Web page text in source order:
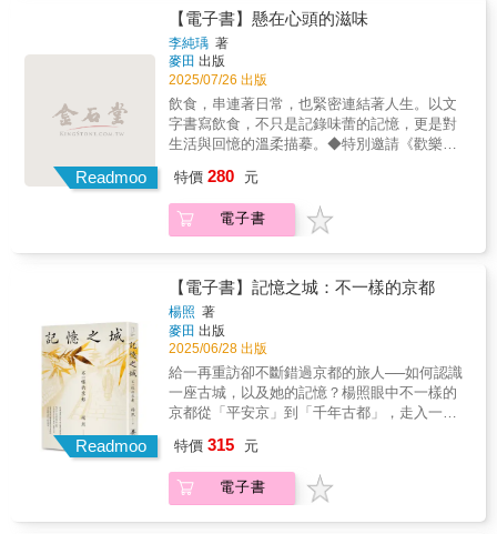
何靠近你的心？＃大地之母：冰雪大地萬物包
容，沒有聲音，靜看世間變化，就像母親一
樣，無邊、無際、無聲卻存在著。在南極這無
邊之境，我彷彿聽到了母親的聲音。＃南極
點：南極點冒險，是世界最艱困的一哩路。人
是否也要到了最極致的險境，才能更徹底認識
自己？＃有色眼鏡：永晝令人雪盲，必須戴上
角，嘗試看見世間更多不同光譜、還原各種真
相。＃冒險DNA：為什麼人類要冒險？是什麼
基因讓他們勇往直前？科學研究顯示，冒險者
歷史上最著名的南極冒險家致敬 以紀錄片手
法挖掘阿蒙森的策略何以成功，失敗的史考特
當年探險文件、日記與遺書手稿，探索「極
限」「成敗」「信念」的人性與價值。＃向死
而生：死亡真的只是生命的終結嗎，還是有另
一種哲學上所謂「死亡的高貴」，可以讓精神
穿越死亡而得以重生 既然人終將一死，為什
麼不向死而生（Born to Die）？＃「全景效
應」：我想起當初冒險的初衷，為弄懂宇宙大
角看全景南極。當痛苦焦慮看似無限延伸，一
旦放在宇宙中，是多麼微不足道的一粒塵埃人
類的精神世界的浩瀚，是自癒困境的一條路，
中，用身體感受、探索臺灣這片壯美、神祕、
多變而溫柔的土地。她爬上能高越嶺古道、
「黑色奇萊」、水社大山，走進阿里山中的堰
塞湖「水漾森林」，記錄下豐富的植物觀察，
也前往臺南曾文溪口的臺江國家公園追尋黑面
琵鷺的蹤跡；她也爬梳各種史料與作品，從郁
永河的《裨海紀遊》、前來臺灣研究植物的日
旅》的主角蘇格蘭植物學家羅伯．福鈞
（Robert Fortune），到經典環保文學《我們只
有一個地球》，再到劉克襄、吳明益等當代自
然文學名家，將豐富的知識與歷史編織進這部
錄，娓娓道來埋藏在一個典型移民家庭背後的
故事，既是小人物的生命故事，亦是動盪大時
代的縮影。書中交織著外公與外婆的人生故
事，以及李潔珂對家族故事、自然環境及自我
認同的追索與反思。她從這些人與自然的過去
與現在，爬梳這個家庭、這座島嶼如何走到今
日。敘事精煉而情感細膩豐沛的本書，既是關
於一個家族的回憶錄，也是一部近代臺灣小
傳，更是一場以自己的全身感官去踏查、感受
們，能再次以嶄新眼光認識這座島嶼的美麗與
不凡。【各界讚譽】「作者以一雙有距離感的
眼望向臺灣，因為身世和語言的距離，讓筆下
貼身見證印度人在面對生與死的矛盾，以及了
解他們不得不自然以待的順應之道。印度，是
個可以目睹生命現場的地方，大自然的各種生
命，獨自帶著強烈的個性，以自己想要的面貌
活著。 印度，是個可以目睹生命現場的地方，
藤原新也以初生之犢的勇氣直視死亡的臉譜，
從觀望、迷惑、沉重到融合，他找到了重新觀
照印度的方式，「與其用人原本有限的力氣大
搖大擺前進，這片土地卻要求你我以堪憐的肉
身來順應一切的矛盾……」
後被送回故鄉臺灣高雄的安養院，不久後與世
長辭；隨著衰老變得更加暴躁易怒的外婆，也
在數年後離世。母親家族過往的故事，眼看就
要從此消逝──但就在外婆留下的滿屋遺物中，
李潔珂的母親意外發現了一件重要的東西：一
封外公的信。這封信中共有二十多張信紙，內
容是他一生的自傳，可回溯到他在中國的童
長，在抗日戰爭期間成為中華民國空軍飛虎隊
（美籍志願大隊）一員，以及1949年隨國民黨
來到臺灣擔任空軍教練的日子。寫到末尾，這
封信開始變得重複、混亂，最後戛然而止──這
所做的最後努力。從這封信件中，李潔珂發現
了她從未認識過的外公「曹崇勤」，而那些她
感到陌生、對家族歷史來說卻無比重要的片
段，就遺落在她血脈的源頭之一──臺灣。因
此，她決定在三十一歲這年回到臺灣，試圖找
出外公信中所寫的蛛絲馬跡，以及外婆生前的
話語，追尋外公與外婆年輕時的過往，以及家
族的故事，並從文化與歷史中，深入認識臺灣
這個既遙遠又親近的「家鄉」。▌從城市到田
生又無比熟悉的島嶼──臺灣在這趟旅程中，她
不只造訪家人曾居住的城市，探訪仍在臺灣的
家族親友，曾受過專業的植物學訓練的她，也
文學中，體會每位作家與不同料理間的記憶與
情感。◆給予中學至大學的學子，從品味文字
中細細嚐出人生之味，不僅強化語文理解力與
感受力，更在每則選文後，收錄精采賞析，引
領讀者進一步感受飲食中的故事與體悟。◆王
偉忠、謝哲青、徐國能、朱嘉雯、厭世國文老
師情義相挺推薦。 精選21位名家的飲食作品，
海納多元詮釋角度，從飲食中看人生百態，也
品味年歲流轉的深層體悟。毛奇│田威寧│司徒
楷倫│食家飯│胡靖│洪愛珠│栗光│陳珮珊│焦桐
│彭紹宇│楊双子│萬盈穗│鄭進耀│韓良露│蘇凌
（按姓氏筆畫排序）「『飲食』與其相關之人
任憑喜怒哀樂、悲歡離合抑或數不盡的貪嗔
痴，都悄無聲息的逗留在一頓飯菜裡。雖說這
景色應有重彩濃墨和輕煙飛絮之別，但總是會
隨著情境變化、物換星移而予人迥異於前的記
憶，那麼『飲食』也就隨之產生了新的面
貌。」──李純瑀選文分為兩大主軸：其一，以
「生命」階段為經，書寫成長過程中的點滴插
的街邊小吃，或是初入社會、匆忙之間一顆便
利商店飯糰的救贖，這些食物都承載著當下的
心境與生活的重量；其二，從生活「感受」出
Readmoo
【電子書】懸在心頭的滋味
李純瑀 著
麥田 出版
2025/07/26 出版
飲食，串連著日常，也緊密連結著人生。以文
字書寫飲食，不只是記錄味蕾的記憶，更是對
生活與回憶的溫柔描摹。◆特別邀請《歡樂
以更新鮮、更深刻的視角，探究飲食書寫的多
層次內涵。食物帶來的滿足，表層是口腹之
欲，裡層則是歲月在生命中留下的餘味。◆收
文學中，體會每位作家與不同料理間的記憶與
情感。◆給予中學至大學的學子，從品味文字
中細細嚐出人生之味，不僅強化語文理解力與
感受力，更在每則選文後，收錄精采賞析，引
領讀者進一步感受飲食中的故事與體悟。◆王
偉忠、謝哲青、徐國能、朱嘉雯、厭世國文老
師情義相挺推薦。 精選21位名家的飲食作品，
海納多元詮釋角度，從飲食中看人生百態，也
品味年歲流轉的深層體悟。毛奇│田威寧│司徒
楷倫│食家飯│胡靖│洪愛珠│栗光│陳珮珊│焦桐
│彭紹宇│楊双子│萬盈穗│鄭進耀│韓良露│蘇凌
（按姓氏筆畫排序）「『飲食』與其相關之人
特價 280 元
電子書
Readmoo
【電子書】記憶之城：不一樣的京都
楊照 著
麥田 出版
2025/06/28 出版
給一再重訪卻不斷錯過京都的旅人──如何認識
一座古城，以及她的記憶？楊照眼中不一樣的
京都從「平安京」到「千年古都」，走入一座
家十講系列」之後，再從京都城的漫步記憶裡
見微知著，重探日本文化。【收錄京都千年大
事記、獨家品味京都書單】我一再「重訪」京
特價 315 元
電子書